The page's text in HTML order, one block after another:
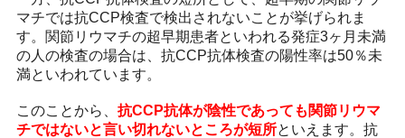
マチでは抗CCP検査で検出されないことが挙げられま
す。関節リウマチの超早期患者といわれる発症3ヶ月未満
の人の検査の場合は、抗CCP抗体検査の陽性率は50％未
満といわれています。
このことから、 抗CCP抗体が陰性であっても関節リウマ
チではないと言い切れないところが短所といえます。抗